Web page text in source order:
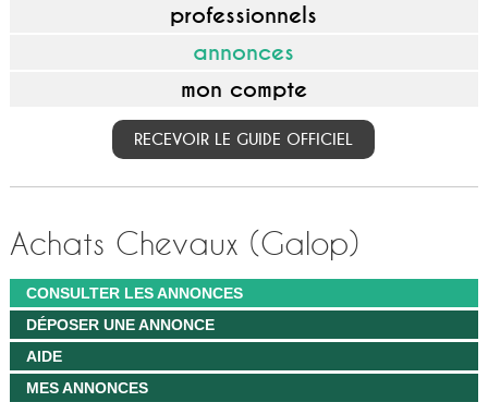
professionnels
annonces
mon compte
RECEVOIR LE GUIDE OFFICIEL
Achats Chevaux (Galop)
CONSULTER LES ANNONCES
DÉPOSER UNE ANNONCE
AIDE
MES ANNONCES